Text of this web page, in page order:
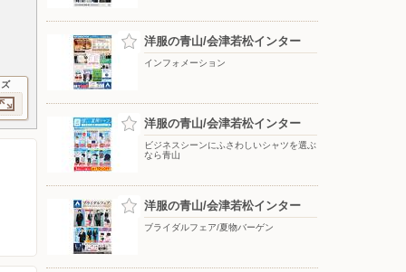
洋服の青山/会津若松インター
インフォメーション
洋服の青山/会津若松インター
ビジネスシーンにふさわしいシャツを選ぶ
なら青山
洋服の青山/会津若松インター
ブライダルフェア/夏物バーゲン